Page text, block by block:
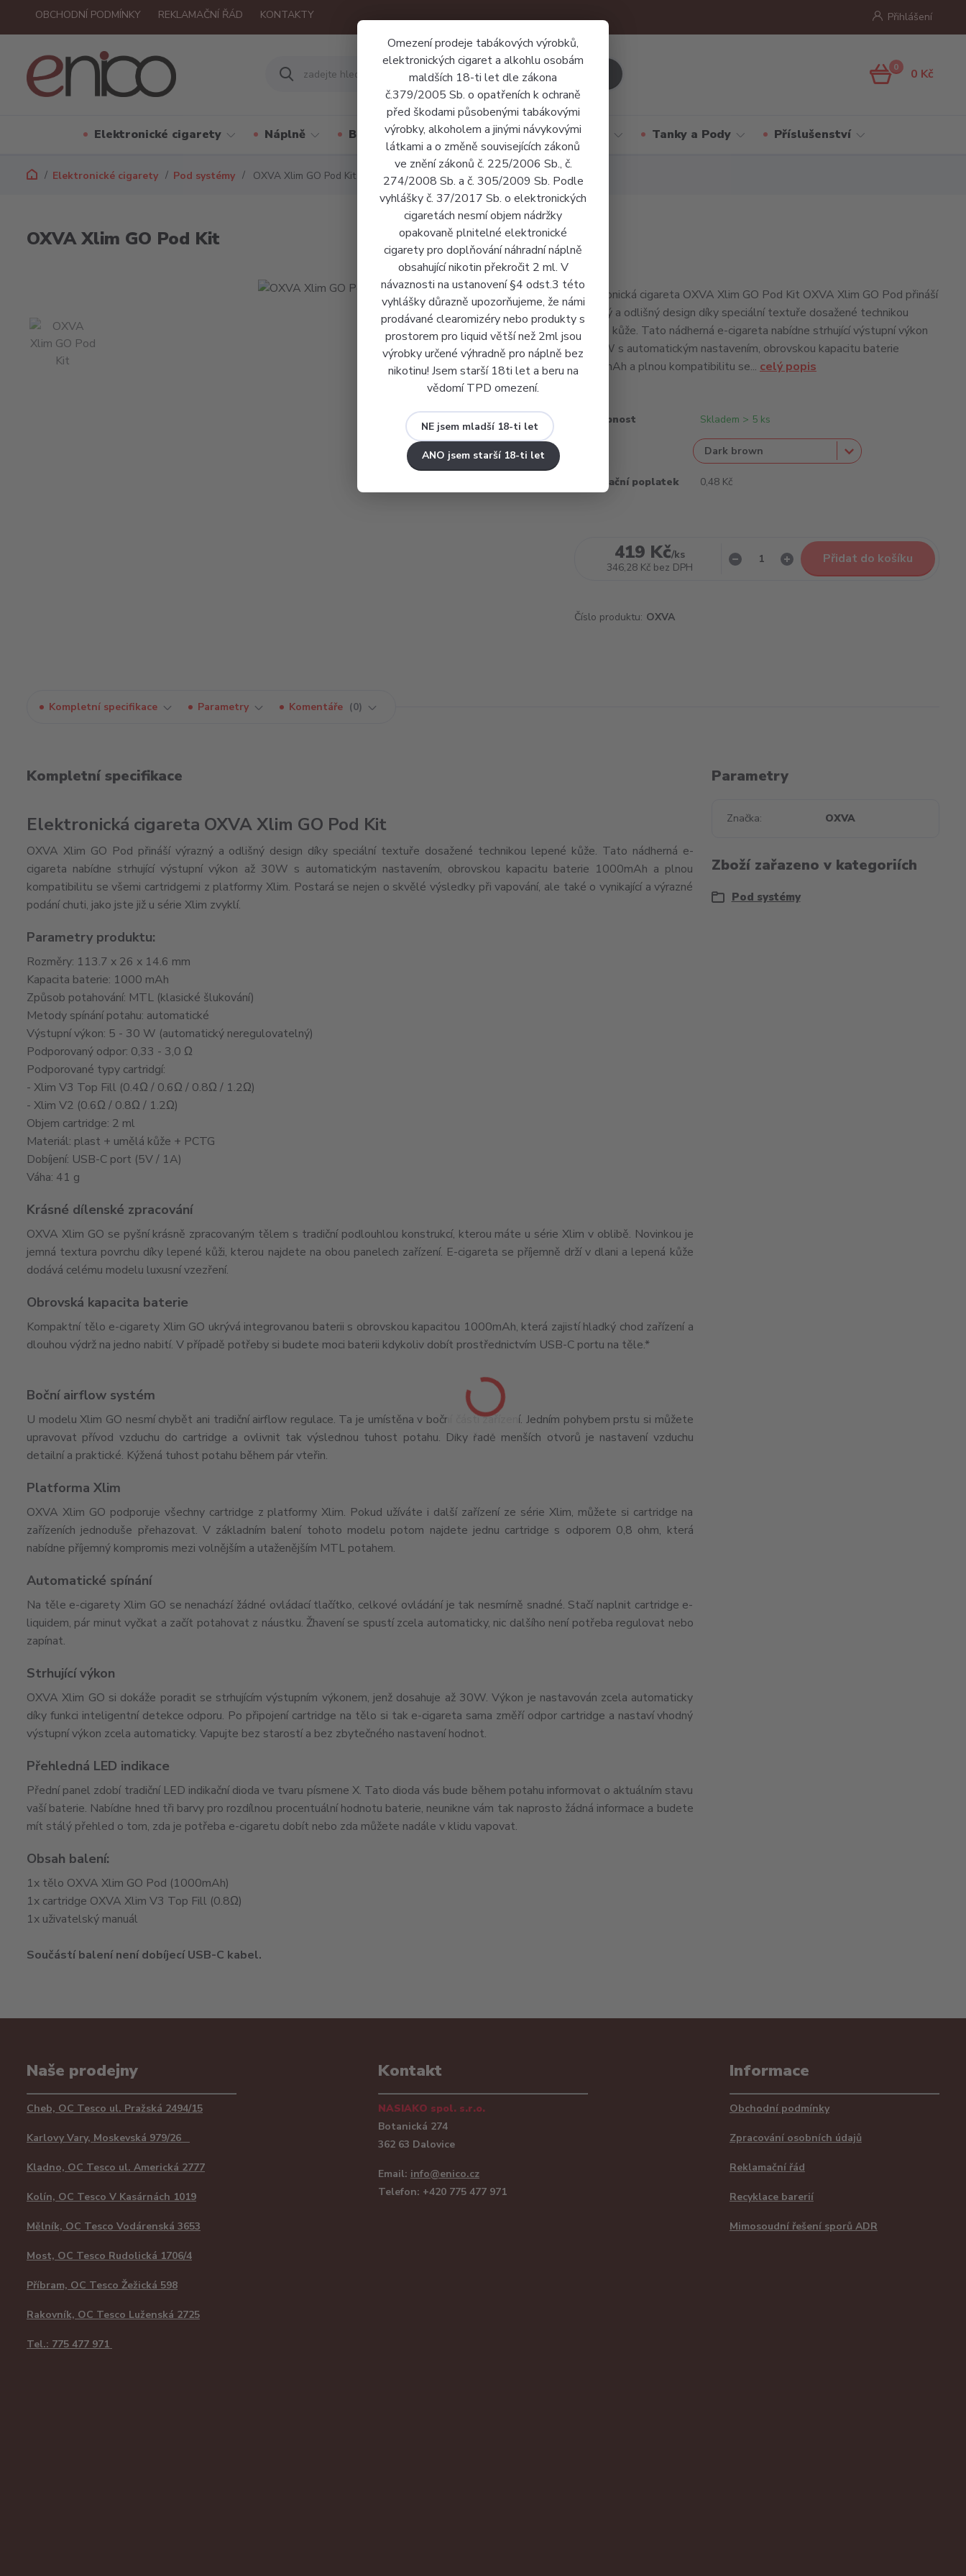
Omezení prodeje tabákových výrobků,
elektronických cigaret a alkohlu osobám
maldších 18-ti let dle zákona
č.379/2005 Sb. o opatřeních k ochraně
před škodami působenými tabákovými
výrobky, alkoholem a jinými návykovými
látkami a o změně souvisejících zákonů
ve znění zákonů č. 225/2006 Sb., č.
274/2008 Sb. a č. 305/2009 Sb. Podle
vyhlášky č. 37/2017 Sb. o elektronických
cigaretách nesmí objem nádržky
opakovaně plnitelné elektronické
cigarety pro doplňování náhradní náplně
obsahující nikotin překročit 2 ml. V
návaznosti na ustanovení §4 odst.3 této
vyhlášky důrazně upozorňujeme, že námi
prodávané clearomizéry nebo produkty s
prostorem pro liquid větší než 2ml jsou
výrobky určené výhradně pro náplně bez
nikotinu! Jsem starší 18ti let a beru na
vědomí TPD omezení.
NE jsem mladší 18-ti let
ANO jsem starší 18-ti let
OBCHODNÍ PODMÍNKY REKLAMAČNÍ ŘÁD KONTAKTY Přihlášení
0 0 Kč
Elektronické cigarety Náplně Báze a příchutě Jednorázové cigarety Tanky a Pody Příslušenství
Elektronické cigarety Pod systémy OXVA Xlim GO Pod Kit
OXVA Xlim GO Pod Kit
Elektronická cigareta OXVA Xlim GO Pod Kit OXVA Xlim GO Pod přináší
výrazný a odlišný design díky speciální textuře dosažené technikou
lepené kůže. Tato nádherná e-cigareta nabídne strhující výstupní výkon
až 30W s automatickým nastavením, obrovskou kapacitu baterie
1000mAh a plnou kompatibilitu se... celý popis
Dostupnost Skladem > 5 ks
Recyklační poplatek 0,48 Kč
419 Kč/ks
346,28 Kč bez DPH
Přidat do košíku
Číslo produktu: OXVA
Kompletní specifikace Parametry Komentáře 0
Kompletní specifikace
Elektronická cigareta OXVA Xlim GO Pod Kit
OXVA Xlim GO Pod přináší výrazný a odlišný design díky speciální textuře dosažené technikou lepené kůže. Tato nádherná e-
cigareta nabídne strhující výstupní výkon až 30W s automatickým nastavením, obrovskou kapacitu baterie 1000mAh a plnou
kompatibilitu se všemi cartridgemi z platformy Xlim. Postará se nejen o skvělé výsledky při vapování, ale také o vynikající a výrazné
podání chuti, jako jste již u série Xlim zvyklí.
Parametry produktu:
Rozměry: 113.7 x 26 x 14.6 mm
Kapacita baterie: 1000 mAh
Způsob potahování: MTL (klasické šlukování)
Metody spínání potahu: automatické
Výstupní výkon: 5 - 30 W (automatický neregulovatelný)
Podporovaný odpor: 0,33 - 3,0 Ω
Podporované typy cartridgí:
- Xlim V3 Top Fill (0.4Ω / 0.6Ω / 0.8Ω / 1.2Ω)
- Xlim V2 (0.6Ω / 0.8Ω / 1.2Ω)
Objem cartridge: 2 ml
Materiál: plast + umělá kůže + PCTG
Dobíjení: USB-C port (5V / 1A)
Váha: 41 g
Krásné dílenské zpracování
OXVA Xlim GO se pyšní krásně zpracovaným tělem s tradiční podlouhlou konstrukcí, kterou máte u série Xlim v oblibě. Novinkou je
jemná textura povrchu díky lepené kůži, kterou najdete na obou panelech zařízení. E-cigareta se příjemně drží v dlani a lepená kůže
dodává celému modelu luxusní vzezření.
Obrovská kapacita baterie
Kompaktní tělo e-cigarety Xlim GO ukrývá integrovanou baterii s obrovskou kapacitou 1000mAh, která zajistí hladký chod zařízení a
dlouhou výdrž na jedno nabití. V případě potřeby si budete moci baterii kdykoliv dobít prostřednictvím USB-C portu na těle.*
Boční airflow systém
U modelu Xlim GO nesmí chybět ani tradiční airflow regulace. Ta je umístěna v boční části zařízení. Jedním pohybem prstu si můžete
upravovat přívod vzduchu do cartridge a ovlivnit tak výslednou tuhost potahu. Díky řadě menších otvorů je nastavení vzduchu
detailní a praktické. Kýžená tuhost potahu během pár vteřin.
Platforma Xlim
OXVA Xlim GO podporuje všechny cartridge z platformy Xlim. Pokud užíváte i další zařízení ze série Xlim, můžete si cartridge na
zařízeních jednoduše přehazovat. V základním balení tohoto modelu potom najdete jednu cartridge s odporem 0,8 ohm, která
nabídne příjemný kompromis mezi volnějším a utaženějším MTL potahem.
Automatické spínání
Na těle e-cigarety Xlim GO se nenachází žádné ovládací tlačítko, celkové ovládání je tak nesmírně snadné. Stačí naplnit cartridge e-
liquidem, pár minut vyčkat a začít potahovat z náustku. Žhavení se spustí zcela automaticky, nic dalšího není potřeba regulovat nebo
zapínat.
Strhující výkon
OXVA Xlim GO si dokáže poradit se strhujícím výstupním výkonem, jenž dosahuje až 30W. Výkon je nastavován zcela automaticky
díky funkci inteligentní detekce odporu. Po připojení cartridge na tělo si tak e-cigareta sama změří odpor cartridge a nastaví vhodný
výstupní výkon zcela automaticky. Vapujte bez starostí a bez zbytečného nastavení hodnot.
Přehledná LED indikace
Přední panel zdobí tradiční LED indikační dioda ve tvaru písmene X. Tato dioda vás bude během potahu informovat o aktuálním stavu
vaší baterie. Nabídne hned tři barvy pro rozdílnou procentuální hodnotu baterie, neunikne vám tak naprosto žádná informace a budete
mít stálý přehled o tom, zda je potřeba e-cigaretu dobít nebo zda můžete nadále v klidu vapovat.
Obsah balení:
1x tělo OXVA Xlim GO Pod (1000mAh)
1x cartridge OXVA Xlim V3 Top Fill (0.8Ω)
1x uživatelský manuál
Součástí balení není dobíjecí USB-C kabel.
Parametry
Značka OXVA
Zboží zařazeno v kategoriích
Pod systémy
Naše prodejny
Cheb, OC Tesco ul. Pražská 2494/15
Karlovy Vary, Moskevská 979/26
Kladno, OC Tesco ul. Americká 2777
Kolín, OC Tesco V Kasárnách 1019
Mělník, OC Tesco Vodárenská 3653
Most, OC Tesco Rudolická 1706/4
Příbram, OC Tesco Žežická 598
Rakovník, OC Tesco Luženská 2725
Tel.: 775 477 971
Kontakt
NASIAKO spol. s.r.o.
Botanická 274
362 63 Dalovice
Email: info@enico.cz
Telefon: +420 775 477 971
Informace
Obchodní podmínky
Zpracování osobních údajů
Reklamační řád
Recyklace barerií
Mimosoudní řešení sporů ADR